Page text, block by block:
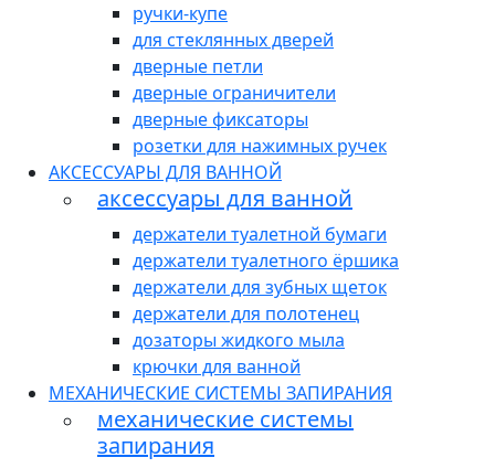
ручки-купе
для стеклянных дверей
дверные петли
дверные ограничители
дверные фиксаторы
розетки для нажимных ручек
АКСЕССУАРЫ ДЛЯ ВАННОЙ
аксессуары для ванной
держатели туалетной бумаги
держатели туалетного ёршика
держатели для зубных щеток
держатели для полотенец
дозаторы жидкого мыла
крючки для ванной
МЕХАНИЧЕСКИЕ СИСТЕМЫ ЗАПИРАНИЯ
механические системы
запирания